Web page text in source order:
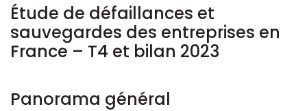
Étude de défaillances et
sauvegardes des entreprises en
France – T4 et bilan 2023
Panorama général